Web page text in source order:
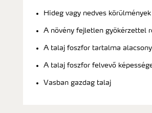
Hideg vagy nedves körülmények
A növény fejletlen gyökérzettel
A talaj foszfor tartalma alacsony
A talaj foszfor felvevő
Vasban gazdag talaj